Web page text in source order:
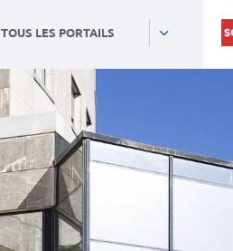
TOUS LES PORTAILS